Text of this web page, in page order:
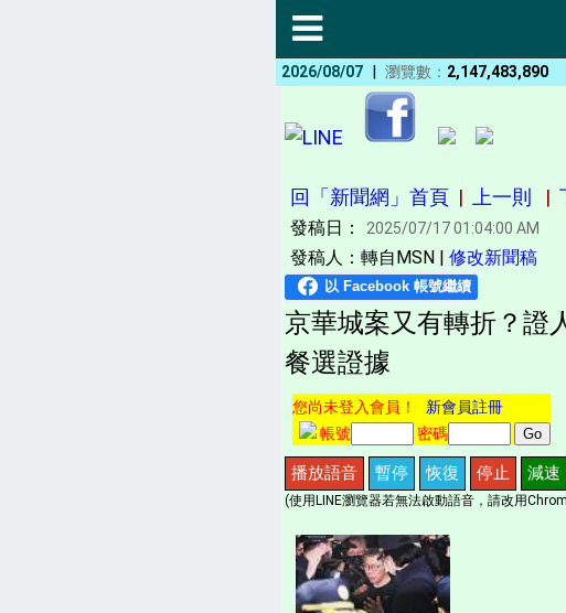
2026/08/07 | 瀏覽數： 2,147,483,890
回「新聞網」首頁 | 上一則 |
發稿日： 2025/07/17 01:04:00 AM
發稿人：轉自MSN | 修改新聞稿
京華城案又有轉折？證
餐選證據
您尚未登入會員！ 新會員註冊
帳號
密碼
播放語音 暫停 恢復 停止 減速
(使用LINE瀏覽器若無法啟動語音，請改用